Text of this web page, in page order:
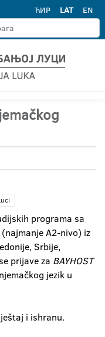
ЋИР LAT EN
programa sa
A2-nivo) iz
Srbije,
prijave za BAYHOST
jezik u
i ishranu.